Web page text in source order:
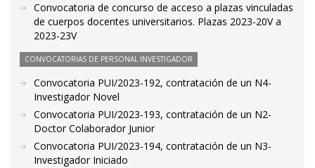
Convocatoria de concurso de acceso a plazas vinculadas
de cuerpos docentes universitarios. Plazas 2023-20V a
2023-23V
CONVOCATORIAS DE PERSONAL INVESTIGADOR
Convocatoria PUI/2023-192, contratación de un N4-
Investigador Novel
Convocatoria PUI/2023-193, contratación de un N2-
Doctor Colaborador Junior
Convocatoria PUI/2023-194, contratación de un N3-
Investigador Iniciado